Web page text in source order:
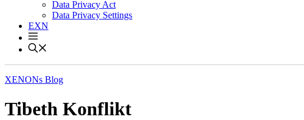
Data Privacy Act
Data Privacy Settings
EXN
XENONs Blog
Tibeth Konflikt